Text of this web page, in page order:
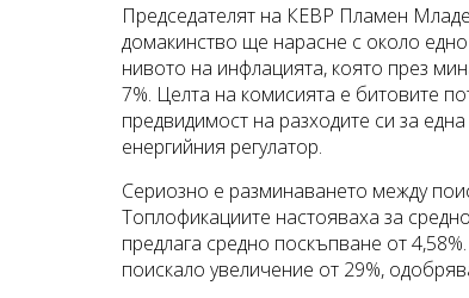
Председателят на КЕВР Пламен
домакинство ще нарасне с около
нивото на инфлацията, която през
7%. Целта на комисията е битовите
предвидимост на разходите си за
енергийния регулатор.
Сериозно е разминаването между
Топлофикациите настояваха за
предлага средно поскъпване от
поискало увеличение от 29%,